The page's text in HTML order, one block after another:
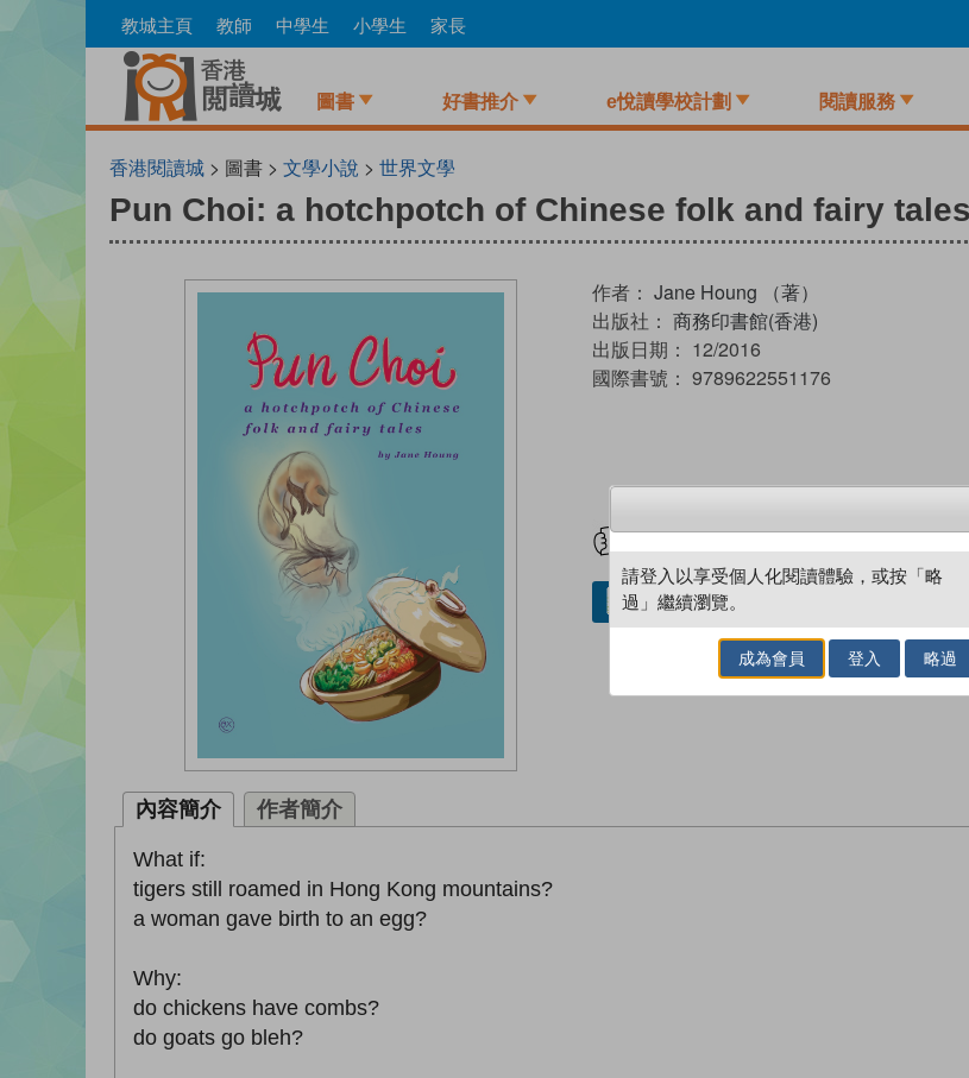
to
教城主頁 教師 中學生 小學生 家長
圖書 好書推介 e悅讀學校計劃 閱讀服務
香港閱讀城 > 圖書 > 文學小說 > 世界文學
Pun Choi: a hotchpotch of Chinese folk and fairy tales
作者： Jane Houng （著）
出版社： 商務印書館(香港)
出版日期： 12/2016
國際書號： 9789622551176
借閱實體書
內容簡介 作者簡介
What if:
tigers still roamed in Hong Kong mountains?
a woman gave birth to an egg?
Why:
do chickens have combs?
do goats go bleh?
請登入以享受個人化閱讀體驗，或按「略
過」繼續瀏覽。
成為會員 登入 略過